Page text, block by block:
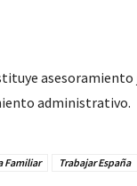
asesoramiento
administrativo.
Familiar Trabajar España